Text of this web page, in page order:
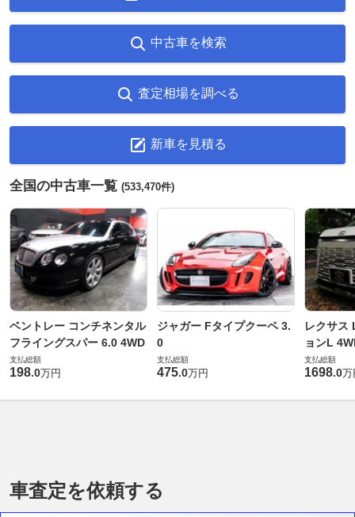
中古車を検索
査定相場を調べる
新車を見積る
全国の中古車一覧 (533,470件)
ベントレー コンチネンタル
フライングスパー 6.0 4WD
支払総額
198.0万円
ジャガー Fタイプクーペ 3.
0
支払総額
475.0万円
レクサス
ョンL
支払総額
1698.0万
車査定を依頼する